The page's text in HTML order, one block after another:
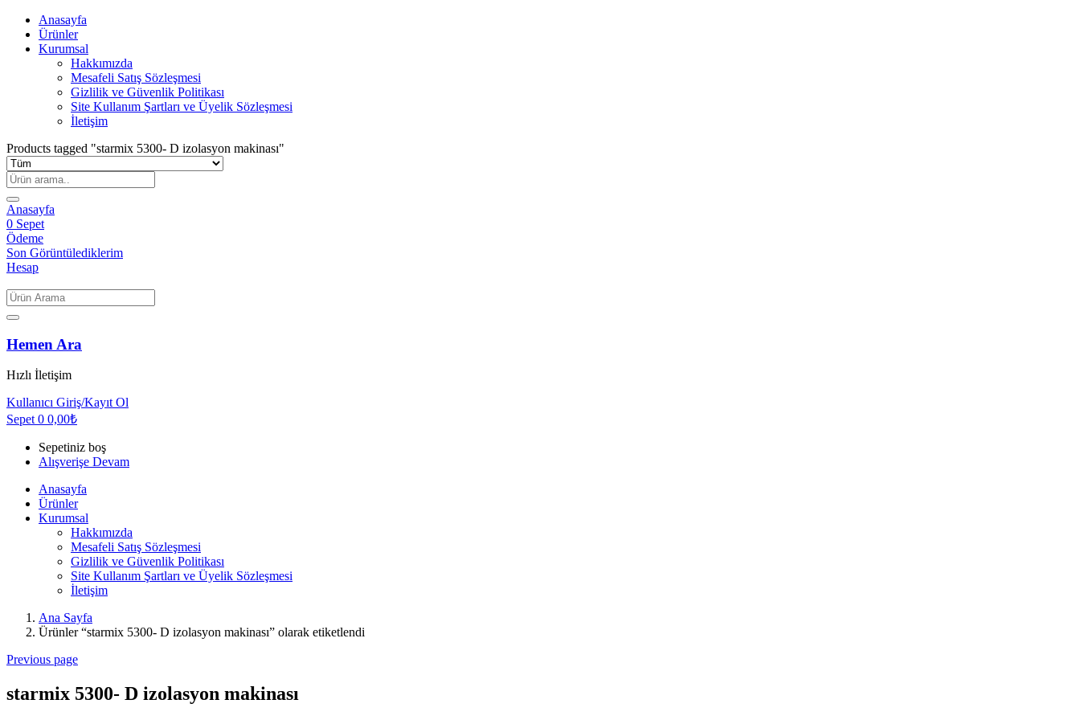
Anasayfa
Ürünler
Kurumsal
Hakkımızda
Mesafeli Satış Sözleşmesi
Gizlilik ve Güvenlik Politikası
Site Kullanım Şartları ve Üyelik Sözleşmesi
İletişim
Products tagged "starmix 5300- D izolasyon makinası"
Anasayfa
0 Sepet
Ödeme
Son Görüntülediklerim
Hesap
Hemen Ara
Hızlı İletişim
Kullanıcı Giriş/Kayıt Ol
Sepet 0 0,00₺
Sepetiniz boş
Alışverişe Devam
Anasayfa
Ürünler
Kurumsal
Hakkımızda
Mesafeli Satış Sözleşmesi
Gizlilik ve Güvenlik Politikası
Site Kullanım Şartları ve Üyelik Sözleşmesi
İletişim
Ana Sayfa
Ürünler “starmix 5300- D izolasyon makinası” olarak etiketlendi
Previous page
starmix 5300- D izolasyon makinası